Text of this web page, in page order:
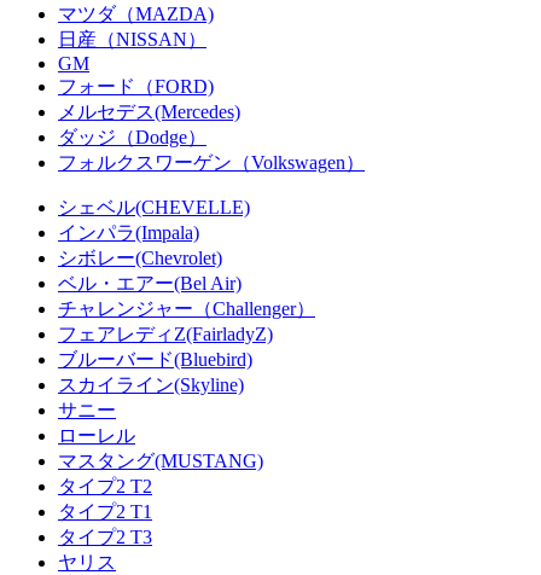
マツダ（MAZDA)
日産（NISSAN）
GM
フォード（FORD)
メルセデス(Mercedes)
ダッジ（Dodge）
フォルクスワーゲン（Volkswagen）
シェベル(CHEVELLE)
インパラ(Impala)
シボレー(Chevrolet)
ベル・エアー(Bel Air)
チャレンジャー（Challenger）
フェアレディZ(FairladyZ)
ブルーバード(Bluebird)
スカイライン(Skyline)
サニー
ローレル
マスタング(MUSTANG)
タイプ2 T2
タイプ2 T1
タイプ2 T3
ヤリス